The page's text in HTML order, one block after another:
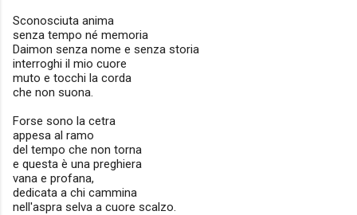
Sconosciuta anima
senza tempo né memoria
Daimon senza nome e senza storia
interroghi il mio cuore
muto e tocchi la corda
che non suona.
Forse sono la cetra
appesa al ramo
del tempo che non torna
e questa è una preghiera
vana e profana,
dedicata a chi cammina
nell'aspra selva a cuore scalzo.